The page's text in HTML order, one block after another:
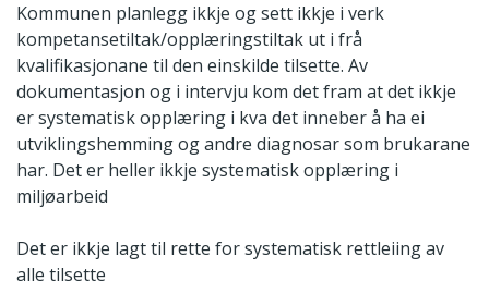
Kommunen planlegg ikkje og sett ikkje i verk
kompetansetiltak/opplæringstiltak ut i frå
kvalifikasjonane til den einskilde tilsette. Av
dokumentasjon og i intervju kom det fram at det ikkje
er systematisk opplæring i kva det inneber å ha ei
utviklingshemming og andre diagnosar som brukarane
har. Det er heller ikkje systematisk opplæring i
miljøarbeid
Det er ikkje lagt til rette for systematisk rettleiing av
alle tilsette